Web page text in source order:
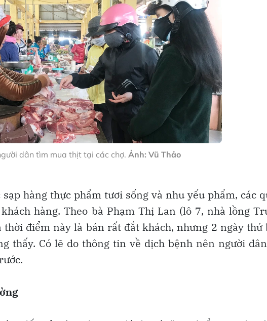
dân tìm mua thịt tại các chợ. Ảnh: Vũ Thảo
hàng thực phẩm tươi sống và nhu yếu phẩm, các
hàng. Theo bà Phạm Thị Lan (lô 7, nhà lồng
điểm này là bán rất đắt khách, nhưng 2 ngày thứ
thấy. Có lẽ do thông tin về dịch bệnh nên người